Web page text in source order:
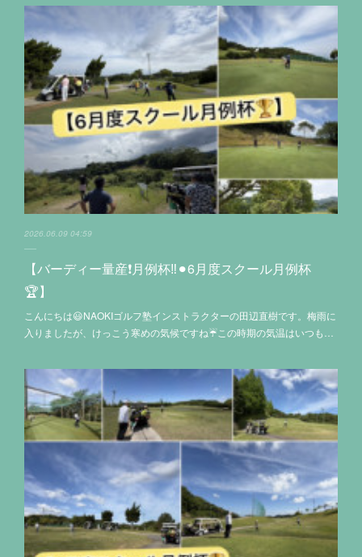
2026.06.09 04:59
【バーディー量産❗️月例杯‼️⚫︎6月度スクール月例杯
🏆】
こんにちは😃NAOKIゴルフ塾インストラクターの田辺直樹です。梅雨に
入りましたが、けっこう寒めの気候ですね☔この時期の気温はいつも…